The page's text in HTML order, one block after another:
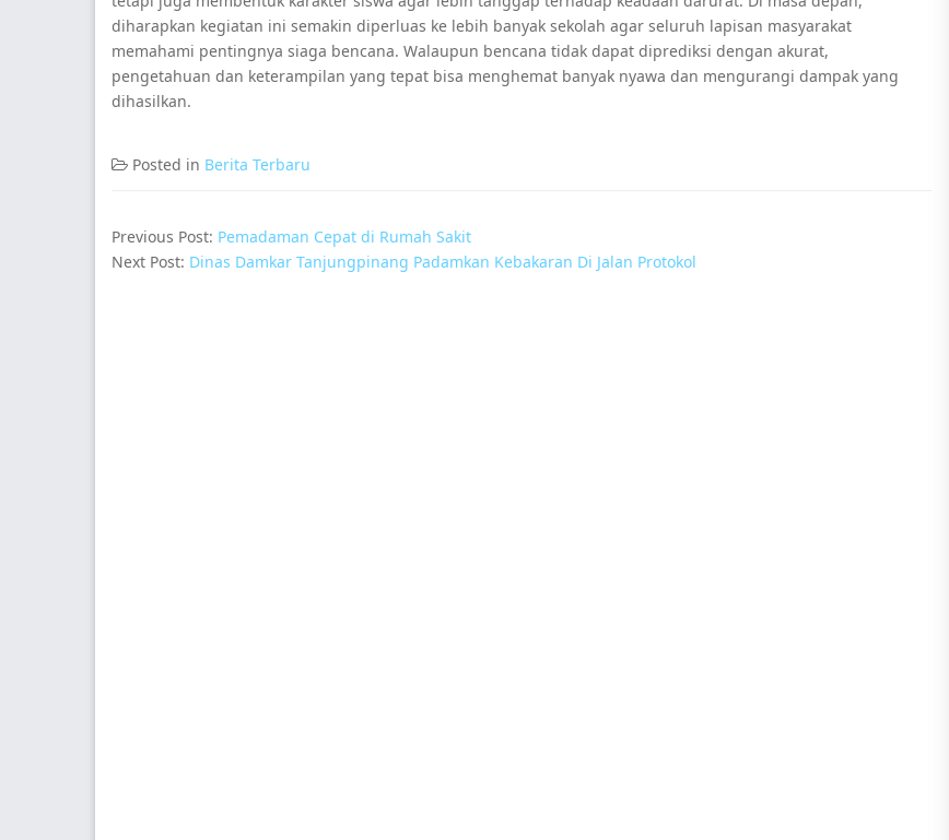
diharapkan kegiatan ini semakin diperluas ke lebih banyak sekolah agar seluruh lapisan masyarakat
memahami pentingnya siaga bencana. Walaupun bencana tidak dapat diprediksi dengan akurat,
pengetahuan dan keterampilan yang tepat bisa menghemat banyak nyawa dan mengurangi dampak yang
dihasilkan.
Posted in Berita Terbaru
Previous Post: Pemadaman Cepat di Rumah Sakit
Next Post: Dinas Damkar Tanjungpinang Padamkan Kebakaran Di Jalan Protokol